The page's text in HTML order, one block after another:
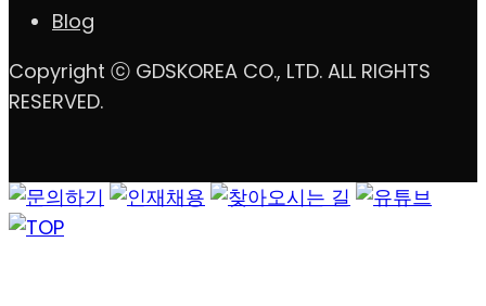
Blog
Copyright ⓒ GDSKOREA CO., LTD. ALL RIGHTS
RESERVED.